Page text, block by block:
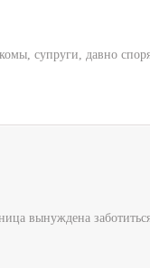
супруги, давно
вынуждена